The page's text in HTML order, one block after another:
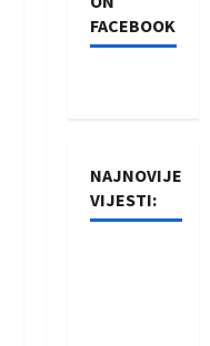
FACEBOOK
NAJNOVIJE
VIJESTI: